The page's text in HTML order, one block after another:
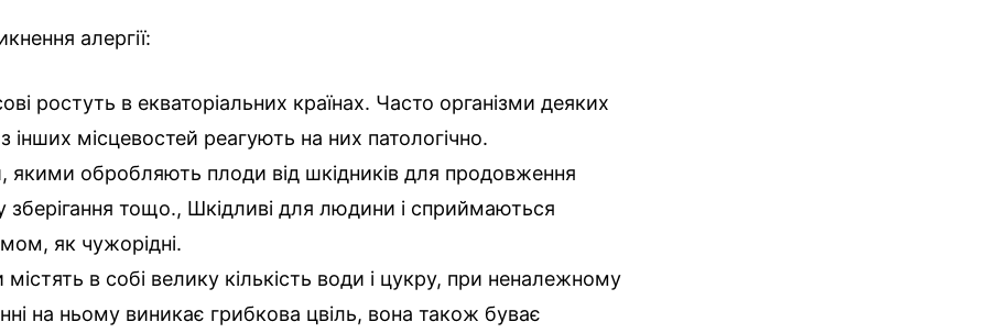
алергії:
ростуть в екваторіальних країнах. Часто організми деяких
інших місцевостей реагують на них патологічно.
якими обробляють плоди від шкідників для продовження
зберігання тощо., Шкідливі для людини і сприймаються
як чужорідні.
в собі велику кількість води і цукру, при неналежному
на ньому виникає грибкова цвіль, вона також буває